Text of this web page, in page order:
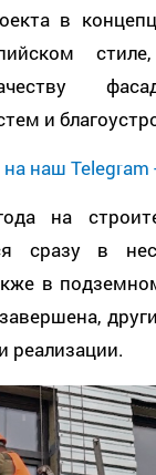
в
и
наш Telegram
на
сразу в
в
реализации.